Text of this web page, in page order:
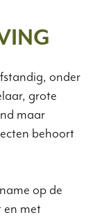
onder
grote
maar
behoort
op de
met